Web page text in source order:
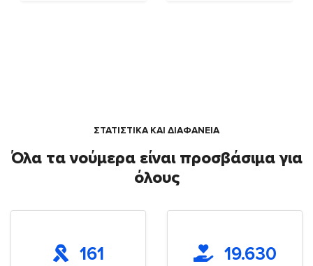
ΣΤΑΤΙΣΤΙΚΑ ΚΑΙ ΔΙΑΦΑΝΕΙΑ
Όλα τα νούμερα είναι προσβάσιμα για
όλους
161 19.630